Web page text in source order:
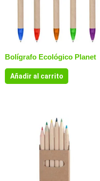
Bolígrafo Ecológico Planet
Añadir al carrito